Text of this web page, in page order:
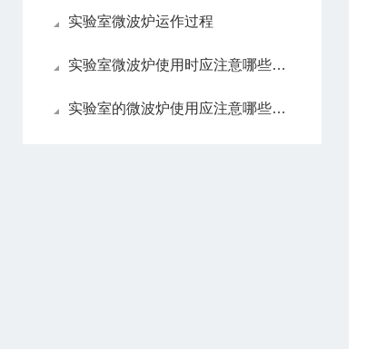
实验室微波炉运作过程
实验室微波炉使用时应注意哪些内容
实验室的微波炉使用应注意哪些内容